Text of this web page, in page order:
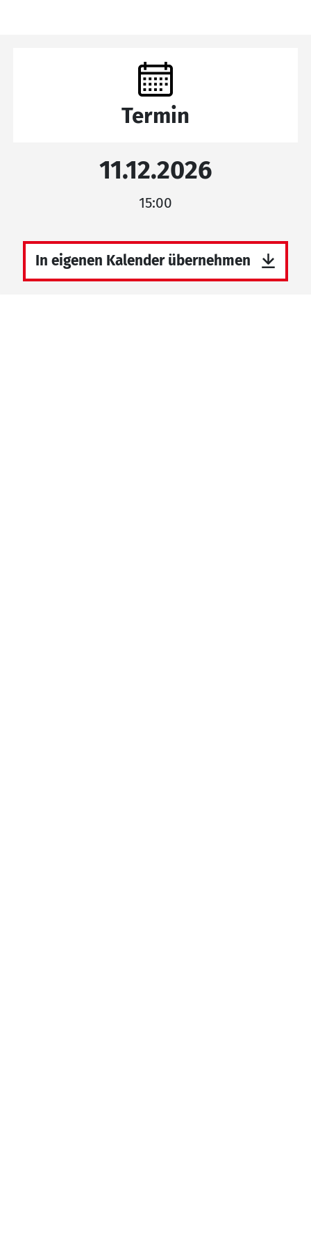
Termin
11.12.2026
15:00
In eigenen Kalender übernehmen